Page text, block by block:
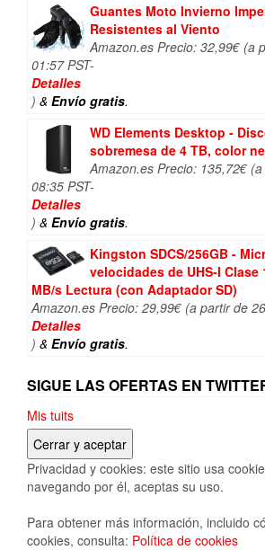
Guantes Moto Invierno
Resistentes al Viento
Amazon.es Precio: 32,99€ (a
01:57 PST-
Detalles
) & Envío gratis.
WD Elements Desktop -
sobremesa de 4 TB, color
Amazon.es Precio: 135,72€
08:35 PST-
Detalles
) & Envío gratis.
Kingston SDCS/256GB -
velocidades de UHS-I Clase
MB/s Lectura (con Adaptador SD)
Amazon.es Precio: 29,99€ (a partir de
Detalles
) & Envío gratis.
SIGUE LAS OFERTAS EN
Mis tuits
Privacidad y cookies: este sitio usa
navegando por él, aceptas su uso.
Para obtener más información, incluido
cookies, consulta: Política de cookies